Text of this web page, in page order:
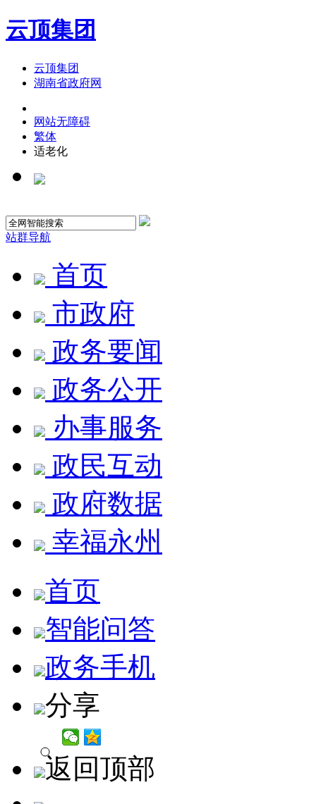
云顶集团
云顶集团
湖南省政府网
网站无障碍
繁体
适老化
站群导航
首页
市政府
政务要闻
政务公开
办事服务
政民互动
政府数据
幸福永州
首页
智能问答
政务手机
分享
返回顶部